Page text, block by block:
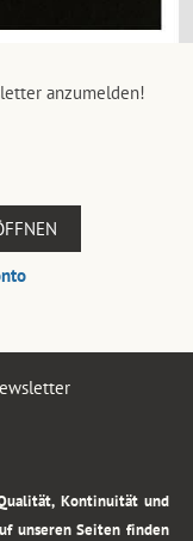
anzumelden!
Kontinuität und
unseren Seiten finden